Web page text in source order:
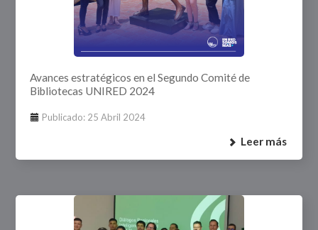
Avances estratégicos en el Segundo Comité de
Bibliotecas UNIRED 2024
Publicado: 25 Abril 2024
Leer más